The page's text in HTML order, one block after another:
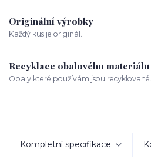
Originální výrobky
Každý kus je originál.
Recyklace obalového materiálu
Obaly které používám jsou recyklované.
Kompletní specifikace